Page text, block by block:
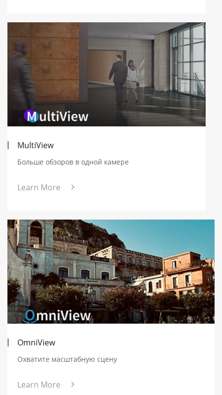
MultiView
Больше обзоров в одной камере
Learn More
OmniView
Охватите масштабную сцену
Learn More